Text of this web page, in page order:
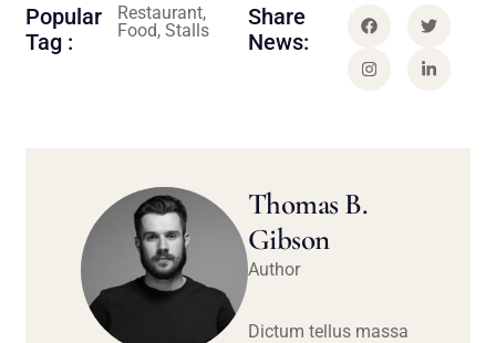
Popular
Tag :
Restaurant,
Food, Stalls
Share
News:
Thomas B.
Gibson
Author
Dictum tellus massa